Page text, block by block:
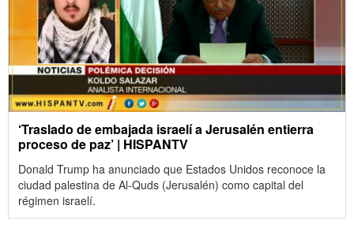
‘Traslado de embajada israelí a Jerusalén entierra
proceso de paz’ | HISPANTV
Donald Trump ha anunciado que Estados Unidos reconoce la
ciudad palestina de Al-Quds (Jerusalén) como capital del
régimen israelí.